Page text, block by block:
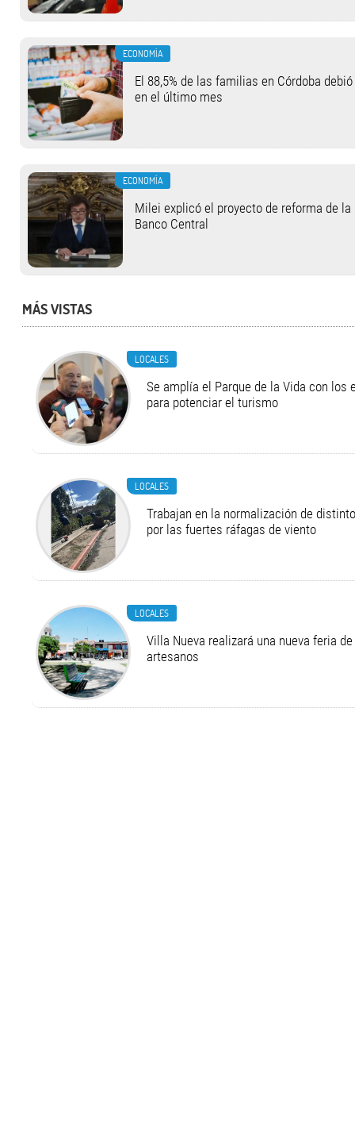
ECONOMÍA
El 88,5% de las familias en Córdoba
en el último mes
ECONOMÍA
Milei explicó el proyecto de reforma de la
Banco Central
MÁS VISTAS
LOCALES
Se amplía el Parque de la Vida con los
para potenciar el turismo
LOCALES
Trabajan en la normalización de
por las fuertes ráfagas de viento
LOCALES
Villa Nueva realizará una nueva feria
artesanos